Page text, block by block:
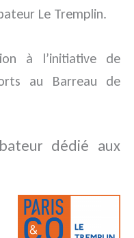
Le Tremplin.
à l’initiative de
au Barreau de
dédié aux